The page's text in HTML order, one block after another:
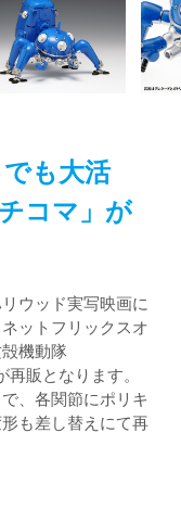
も大活
コマ」が
ウッド実写映画に
ットフリックスオ
機動隊
販となります。
、各関節にポリキ
も差し替えにて再